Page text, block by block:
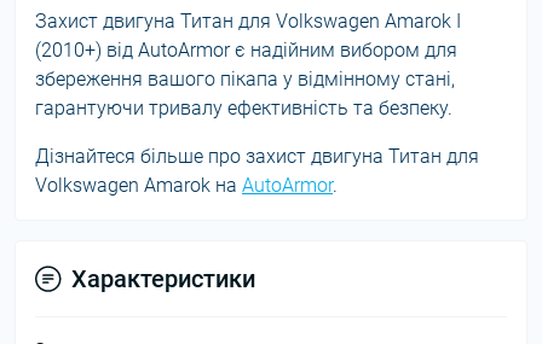
Захист двигуна Титан для Volkswagen Amarok I
(2010+) від AutoArmor є надійним вибором для
збереження вашого пікапа у відмінному стані,
гарантуючи тривалу ефективність та безпеку.
Дізнайтеся більше про захист двигуна Титан для
Volkswagen Amarok на AutoArmor.
Характеристики